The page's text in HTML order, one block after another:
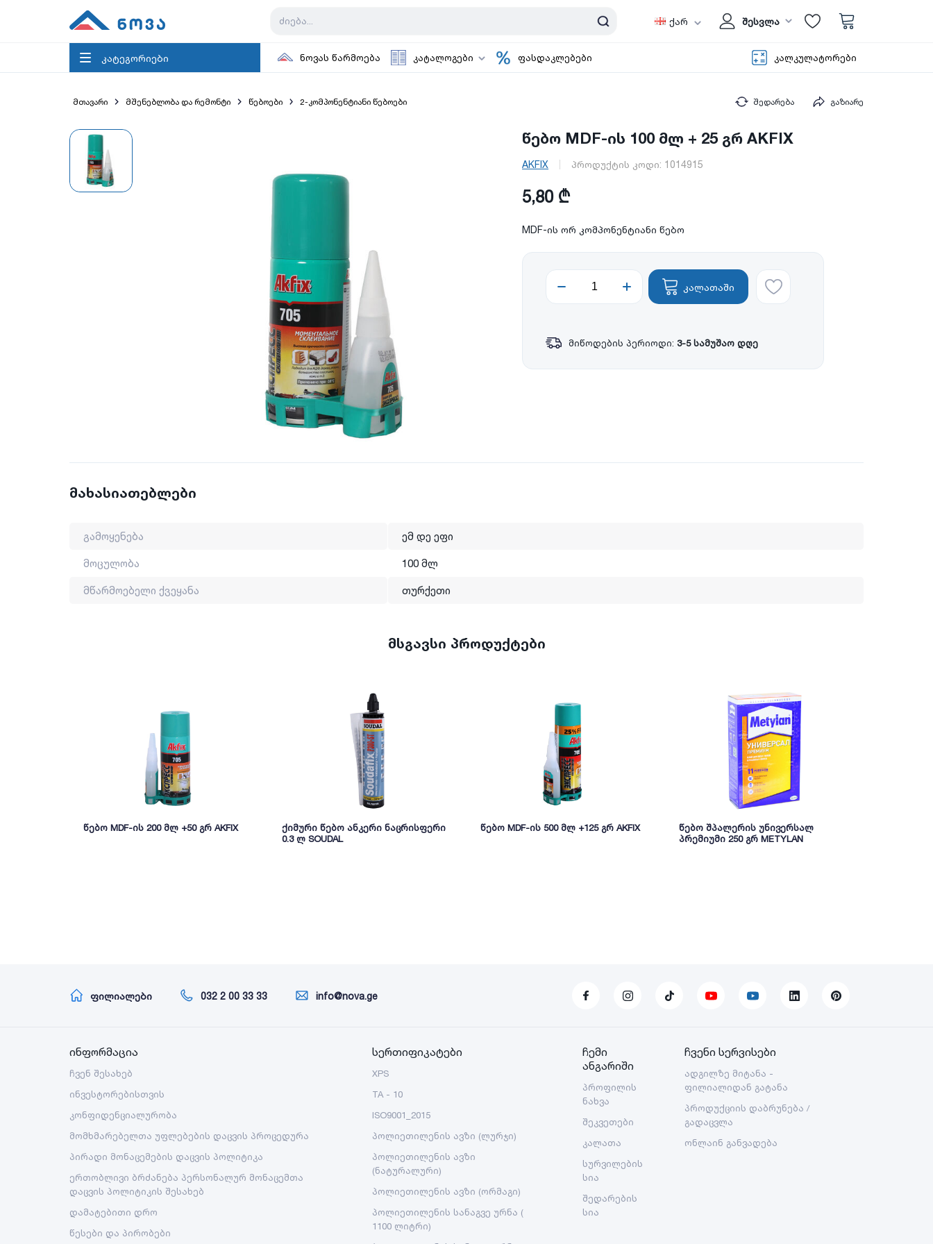
ქარ შესვლა
კატეგორიები ნოვას წარმოება კატალოგები ფასდაკლებები კალკულატორები
მთავარი მშენებლობა და რემონტი წებოები 2-კომპონენტიანი წებოები შედარება გაზიარე
წებო MDF-ის 100 მლ + 25 გრ AKFIX
AKFIX პროდუქტის კოდი: 1014915
5,80 ₾
MDF-ის ორ კომპონენტიანი წებო
კალათაში
მიწოდების პერიოდი: 3-5 სამუშაო დღე
მახასიათებლები
გამოყენება ემ დე ეფი
მოცულობა 100 მლ
მწარმოებელი ქვეყანა თურქეთი
მსგავსი პროდუქტები
წებო MDF-ის 200 მლ +50 გრ AKFIX
ქიმური წებო ანკერი ნაცრისფერი
0.3 ლ SOUDAL
წებო MDF-ის 500 მლ +125 გრ AKFIX
წებო შპალერის უნივერსალ
პრემიუმი 250 გრ METYLAN
ფილიალები 032 2 00 33 33 info@nova.ge
ინფორმაცია
ჩვენ შესახებ
ინვესტორებისთვის
კონფიდენციალურობა
მომხმარებელთა უფლებების დაცვის პროცედურა
პირადი მონაცემების დაცვის პოლიტიკა
ერთობლივი ბრძანება პერსონალურ მონაცემთა
დაცვის პოლიტიკის შესახებ
დამატებითი დრო
წესები და პირობები
სერთიფიკატები
XPS
TA - 10
ISO9001_2015
პოლიეთილენის ავზი (ლურჯი)
პოლიეთილენის ავზი
(ნატურალური)
პოლიეთილენის ავზი (ორმაგი)
პოლიეთილენის სანაგვე ურნა (
1100 ლიტრი)
ჩემი
ანგარიში
პროფილის
ნახვა
შეკვეთები
კალათა
სურვილების
სია
შედარების
სია
ჩვენი სერვისები
ადგილზე მიტანა -
ფილიალიდან გატანა
პროდუქციის დაბრუნება /
გადაცვლა
ონლაინ განვადება